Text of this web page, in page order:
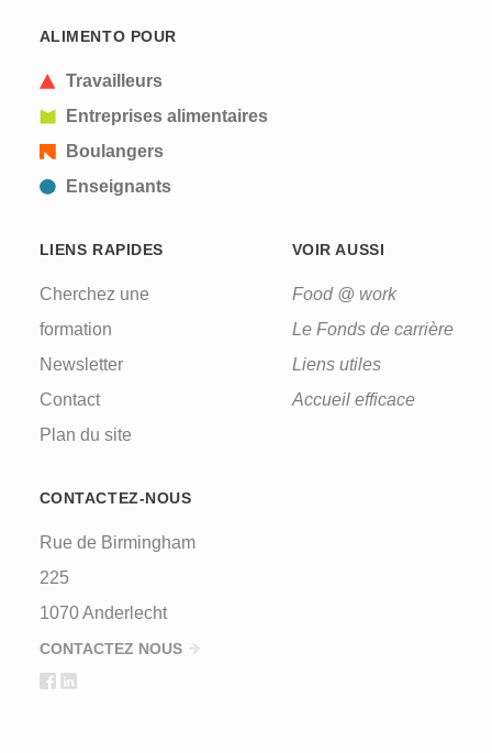
ALIMENTO POUR
Travailleurs
Entreprises alimentaires
Boulangers
Enseignants
LIENS RAPIDES
Cherchez une
formation
Newsletter
Contact
Plan du site
VOIR AUSSI
Food @ work
Le Fonds de carrière
Liens utiles
Accueil efficace
CONTACTEZ-NOUS
Rue de Birmingham
225
1070 Anderlecht
CONTACTEZ NOUS